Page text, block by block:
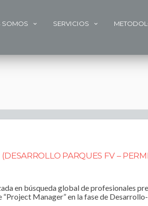
SOMOS SERVICIOS
PARQUES FV –
en búsqueda global de profesionales
Manager” en la fase de